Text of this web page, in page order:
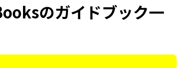
のガイドブック一